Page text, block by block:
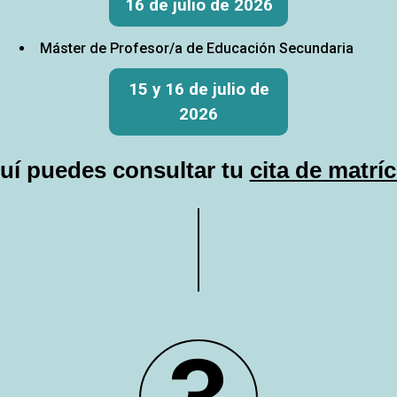
16 de julio de 2026
Máster de Profesor/a de Educación Secundaria
15 y 16 de julio de
2026
puedes consultar tu cita de